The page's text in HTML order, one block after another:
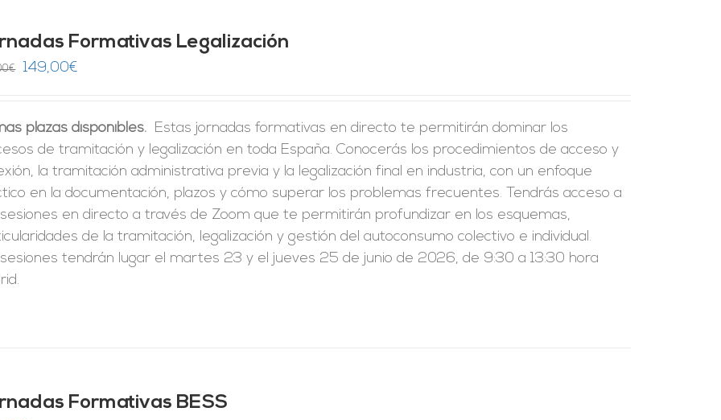
Formativas Legalización
€
El
era:
246,00€.
149,00€
es:
149,00€.
plazas disponibles. Estas jornadas formativas en directo te permitirán dominar los
de tramitación y legalización en toda España. Conocerás los procedimientos de acceso y
la tramitación administrativa previa y la legalización final en industria, con un enfoque
en la documentación, plazos y cómo superar los problemas frecuentes. Tendrás acceso a
en directo a través de Zoom que te permitirán profundizar en los esquemas,
de la tramitación, legalización y gestión del autoconsumo colectivo e individual.
tendrán lugar el martes 23 y el jueves 25 de junio de 2026, de 9:30 a 13:30 hora
Formativas BESS